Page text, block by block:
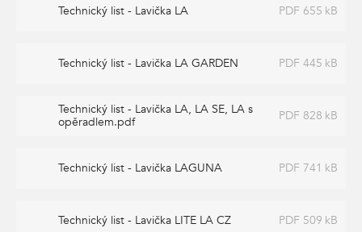
Technický list - Lavička LA PDF 655 kB
Technický list - Lavička LA GARDEN PDF 445 kB
Technický list - Lavička LA, LA SE, LA s
opěradlem.pdf
PDF 828 kB
Technický list - Lavička LAGUNA PDF 741 kB
Technický list - Lavička LITE LA CZ PDF 509 kB